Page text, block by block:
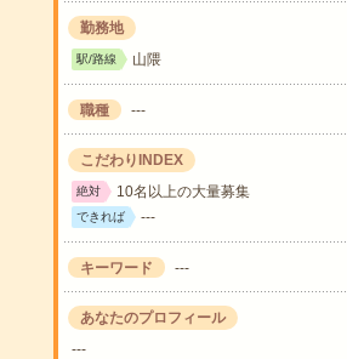
勤務地
駅/路線 山隈
職種 ---
こだわりINDEX
絶対 10名以上の大量募集
できれば ---
キーワード ---
あなたのプロフィール
---